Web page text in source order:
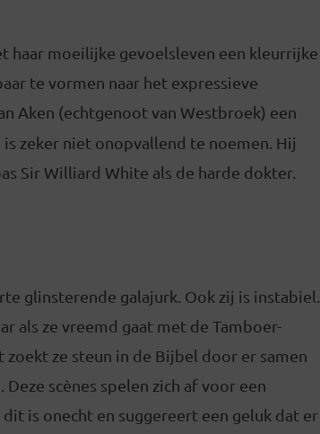
haar moeilijke gevoelsleven een kleurrijke
te vormen naar het expressieve
Aken (echtgenoot van Westbroek) een
zeker niet onopvallend te noemen. Hij
Sir Williard White als de harde dokter.
glinsterende galajurk. Ook zij is instabiel.
als ze vreemd gaat met de Tamboer-
ze steun in de Bijbel door er samen
scènes spelen zich af voor een
is onecht en suggereert een geluk dat er